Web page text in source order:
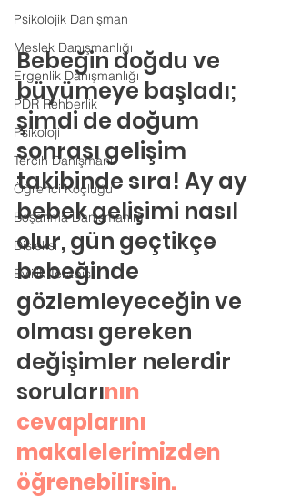
Psikolojik Danışman
Meslek Danışmanlığı
Ergenlik Danışmanlığı
PDR Rehberlik
Psikoloji
Tercih Danışmanı
Öğrenci Koçluğu
Boşanma Danışmanlığı
Disleksi
Evlilik Terapisi
Bebeğin doğdu ve
büyümeye başladı;
şimdi de doğum
sonrası gelişim
takibinde sıra! Ay ay
bebek gelişimi nasıl
olur, gün geçtikçe
bebeğinde
gözlemleyeceğin ve
olması gereken
değişimler nelerdir
sorularının
cevaplarını
makalelerimizden
öğrenebilirsin.